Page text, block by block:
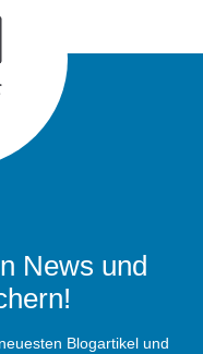
News und
Blogartikel und